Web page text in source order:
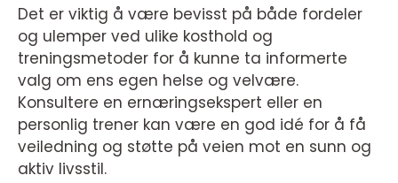
Det er viktig å være bevisst på både fordeler
og ulemper ved ulike kosthold og
treningsmetoder for å kunne ta informerte
valg om ens egen helse og velvære.
Konsultere en ernæringsekspert eller en
personlig trener kan være en god idé for å få
veiledning og støtte på veien mot en sunn og
aktiv livsstil.